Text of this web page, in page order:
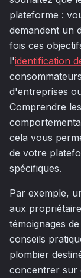
plateforme :
demandent un
fois ces
l'identification
d'entreprises
Comprendre
cela vous
de votre
spécifiques.
Par exemple,
aux
témoignages
conseils
plombier
concentrer sur